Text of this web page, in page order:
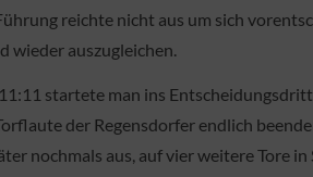
reichte nicht aus um sich
wieder auszugleichen.
startete man ins
der Regensdorfer endlich
nochmals aus, auf vier weitere Tore